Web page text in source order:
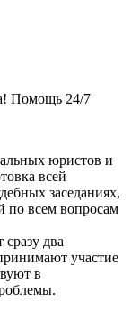
Помощь 24/7
юристов и
всей
заседаниях,
по всем вопросам
два
участие
в